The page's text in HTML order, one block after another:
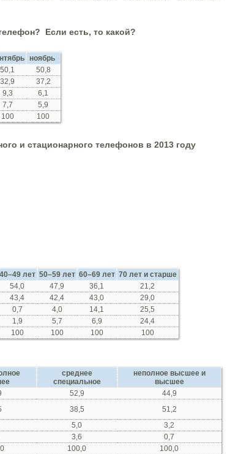
Если есть, то какой?
ноябрь
50,1
50,8
32,9
37,2
9,3
6,1
7,7
5,9
100 100
и стационарного телефонов в 2013 году
40–49 лет 50–59 лет 60–69 лет 70 лет и старше
54,0 47,9 36,1
21,2
43,4 42,4 43,0
29,0
0,7 4,0 14,1
25,5
1,9 5,7 6,9
24,4
100 100 100 100
среднее
специальное
неполное высшее и
высшее
52,9
44,9
38,5
51,2
5,0
3,2
3,6
0,7
100,0 100,0